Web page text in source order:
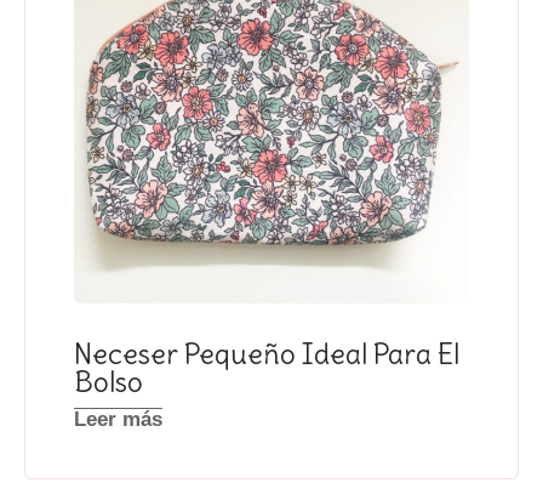
Neceser Pequeño Ideal Para El
Bolso
Leer más